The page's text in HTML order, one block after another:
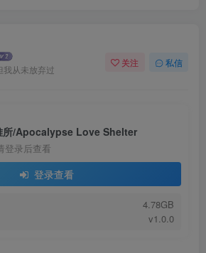
我从未放弃过
关注 私信
所/Apocalypse Love Shelter
登录后查看
登录查看
4.78GB
v1.0.0